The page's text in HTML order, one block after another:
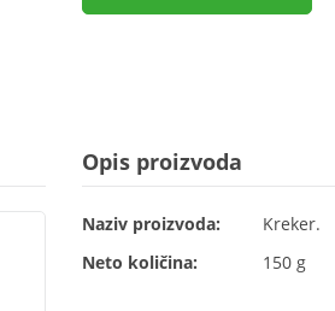
Opis proizvoda
Naziv proizvoda:
Kreker.
Neto količina:
150 g